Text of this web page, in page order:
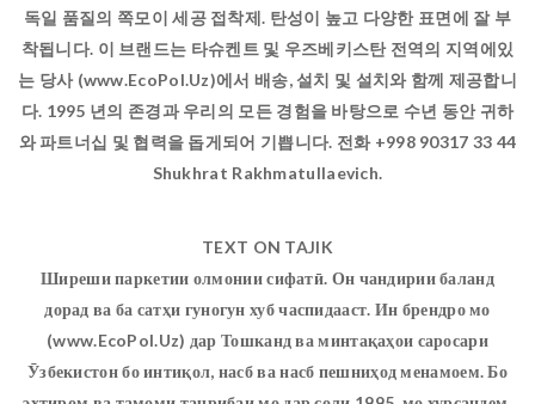
독일 품질의 쪽모이 세공 접착제. 탄성이 높고 다양한 표면에 잘 부
착됩니다. 이 브랜드는 타슈켄트 및 우즈베키스탄 전역의 지역에있
는 당사 (www.EcoPol.Uz)에서 배송, 설치 및 설치와 함께 제공합니
다. 1995 년의 존경과 우리의 모든 경험을 바탕으로 수년 동안 귀하
와 파트너십 및 협력을 돕게되어 기쁩니다. 전화 +998 90317 33 44
Shukhrat Rakhmatullaevich.
TEXT ON TAJIK
Ширеши паркетии олмонии сифатӣ. Он чандирии баланд
дорад ва ба сатҳи гуногун хуб часпидааст. Ин брендро мо
(www.EcoPol.Uz) дар Тошканд ва минтақаҳои саросари
Ӯзбекистон бо интиқол, насб ва насб пешниҳод менамоем. Бо